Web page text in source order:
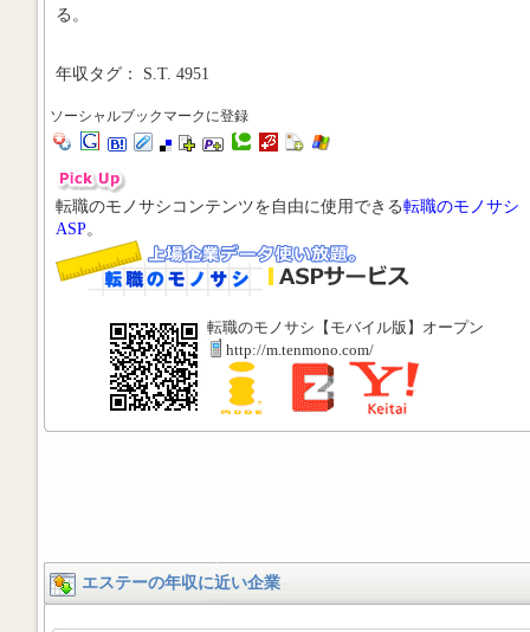
る。
年収タグ： S.T. 4951
ソーシャルブックマークに登録
転職のモノサシコンテンツを自由に使用できる転職のモノサシ
ASP。
転職のモノサシ【モバイル版】オープン
http://m.tenmono.com/
エステーの年収に近い企業